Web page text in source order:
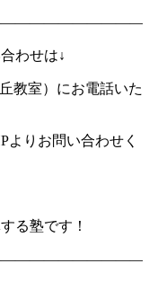
わせは↓
教室）にお電話いた
りお問い合わせく
る塾です！